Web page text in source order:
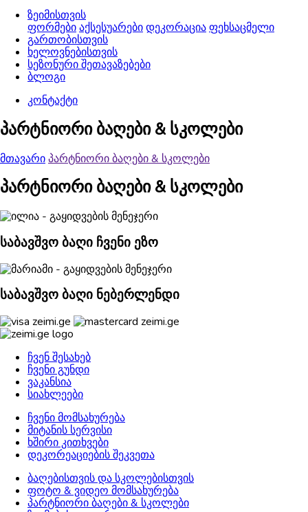
ზეიმისთვის
ფორმებიაქსესუარებიდეკორაციაფეხსაცმელი
გართობისთვის
ხელოვნებისთვის
სეზონური შეთავაზებები
ბლოგი
კონტაქტი
პარტნიორი ბაღები & სკოლები
მთავარიპარტნიორი ბაღები & სკოლები
პარტნიორი ბაღები & სკოლები
საბავშვო ბაღი ჩვენი ეზო
საბავშვო ბაღი ნებერლენდი
ჩვენ შესახებ
ჩვენი გუნდი
ვაკანსია
სიახლეები
ჩვენი მომსახურება
მიტანის სერვისი
ხშირი კითხვები
დეკორეაციების შეკვეთა
ბაღებისთვის და სკოლებისთვის
ფოტო & ვიდეო მომსახურება
პარტნიორი ბაღები & სკოლები